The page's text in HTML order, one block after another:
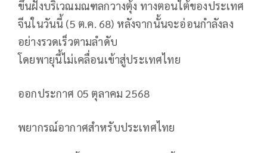
ขึ้นฝั่งบริเวณมณฑลกวางตุ้ง ทางตอนใต้ของประเทศ
จีนในวันนี้ (5 ต.ค. 68) หลังจากนั้นจะอ่อนกำลังลง
อย่างรวดเร็วตามลำดับ
โดยพายุนี้ไม่เคลื่อนเข้าสู่ประเทศไทย
ออกประกาศ 05 ตุลาคม 2568
พยากรณ์อากาศสำหรับประเทศไทย